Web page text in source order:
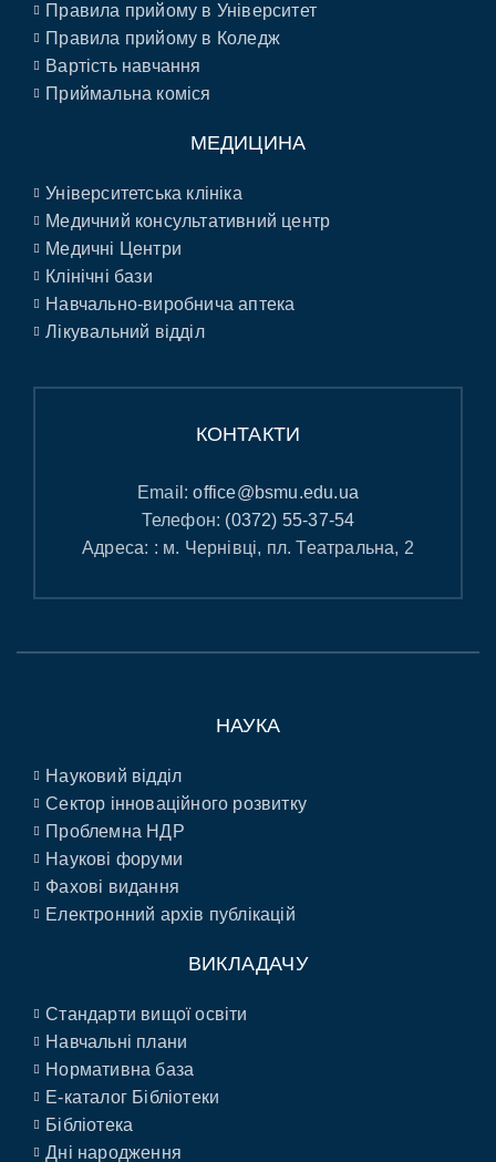
Правила прийому в Університет
Правила прийому в Коледж
Вартість навчання
Приймальна коміся
МЕДИЦИНА
Університетська клініка
Медичний консультативний центр
Медичні Центри
Клінічні бази
Навчально-виробнича аптека
Лікувальний відділ
КОНТАКТИ
Email:office@bsmu.edu.ua
Телефон: (0372) 55-37-54
Адреса: : м. Чернівці, пл. Театральна, 2
НАУКА
Науковий відділ
Сектор інноваційного розвитку
Проблемна НДР
Наукові форуми
Фахові видання
Електронний архів публікацій
ВИКЛАДАЧУ
Стандарти вищої освіти
Навчальні плани
Нормативна база
E-каталог Бібліотеки
Бібліотека
Дні народження